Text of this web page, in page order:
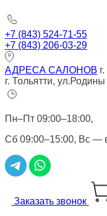
+7 (843) 524-71-55
+7 (843) 206-03-29
АДРЕСА САЛОНОВ
г. Тольятти,
Пн–Пт 09:00–18:00,
Сб 09:00–15:00, Вс —
Заказать звонок